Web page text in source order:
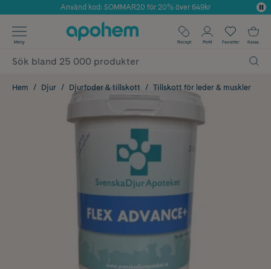
Årets Butik 2025 inom Skönhet
Använd kod: SOMMAR20 för 20% över 649kr
✓ Fri frakt
✓ Poäng på alla köp*
Meny Recept Profil Favoriter Kassa
Hem Djur Djurfoder & tillskott Tillskott för leder & muskler